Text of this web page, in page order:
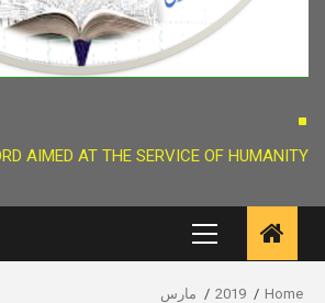
.
AIMED AT THE SERVICE OF HUMANITY
Primary
Menu
Home
2019 مارس